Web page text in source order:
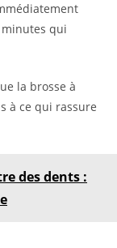
qui
la brosse à
à ce qui rassure
des dents :